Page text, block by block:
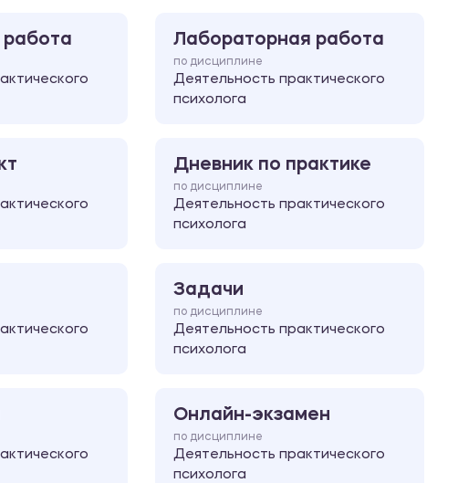
работа Лабораторная работа
по дисциплине
Деятельность практического
психолога
Дневник по практике
по дисциплине
Деятельность практического
психолога
Задачи
по дисциплине
Деятельность практического
психолога
Онлайн-экзамен
по дисциплине
Деятельность практического
психолога